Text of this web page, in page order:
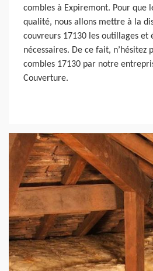
combles à Expiremont. Pour que
qualité, nous allons mettre à la
couvreurs 17130 les outillages et
nécessaires. De ce fait, n’hésitez
combles 17130 par notre
Couverture.